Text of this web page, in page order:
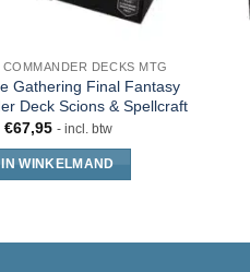
DECKS MTG
Gathering Final Fantasy
Deck Scions & Spellcraft
€67,95 - incl. btw
IN WINKELMAND